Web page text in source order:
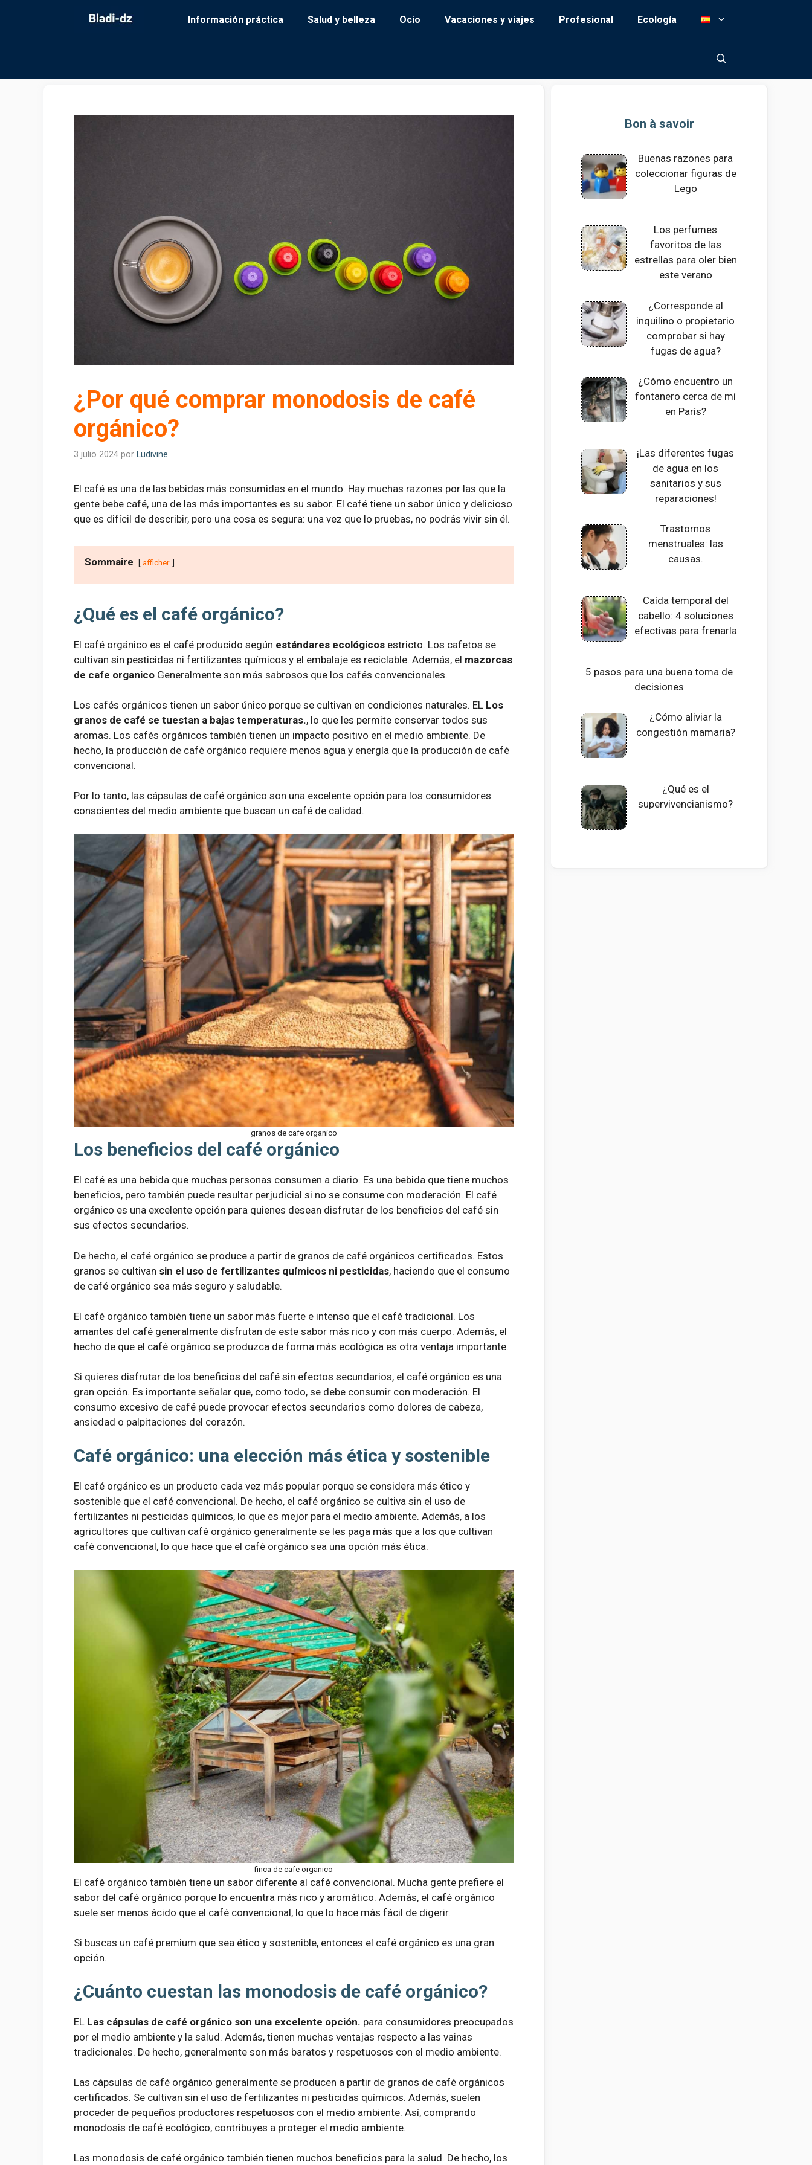
Información práctica Salud y belleza Ocio Vacaciones y viajes Profesional Ecología
¿Por qué comprar monodosis de café
orgánico?
3 julio 2024 por Ludivine
El café es una de las bebidas más consumidas en el mundo. Hay muchas razones por las que la
gente bebe café, una de las más importantes es su sabor. El café tiene un sabor único y delicioso
que es difícil de describir, pero una cosa es segura: una vez que lo pruebas, no podrás vivir sin él.
Sommaire afficher
¿Qué es el café orgánico?
El café orgánico es el café producido según estándares ecológicos estricto. Los cafetos se
cultivan sin pesticidas ni fertilizantes químicos y el embalaje es reciclable. Además, el mazorcas
de cafe organico Generalmente son más sabrosos que los cafés convencionales.
Los cafés orgánicos tienen un sabor único porque se cultivan en condiciones naturales. EL Los
granos de café se tuestan a bajas temperaturas., lo que les permite conservar todos sus
aromas. Los cafés orgánicos también tienen un impacto positivo en el medio ambiente. De
hecho, la producción de café orgánico requiere menos agua y energía que la producción de café
convencional.
Por lo tanto, las cápsulas de café orgánico son una excelente opción para los consumidores
conscientes del medio ambiente que buscan un café de calidad.
granos de cafe organico
Los beneficios del café orgánico
El café es una bebida que muchas personas consumen a diario. Es una bebida que tiene muchos
beneficios, pero también puede resultar perjudicial si no se consume con moderación. El café
orgánico es una excelente opción para quienes desean disfrutar de los beneficios del café sin
sus efectos secundarios.
De hecho, el café orgánico se produce a partir de granos de café orgánicos certificados. Estos
granos se cultivan sin el uso de fertilizantes químicos ni pesticidas, haciendo que el consumo
de café orgánico sea más seguro y saludable.
El café orgánico también tiene un sabor más fuerte e intenso que el café tradicional. Los
amantes del café generalmente disfrutan de este sabor más rico y con más cuerpo. Además, el
hecho de que el café orgánico se produzca de forma más ecológica es otra ventaja importante.
Si quieres disfrutar de los beneficios del café sin efectos secundarios, el café orgánico es una
gran opción. Es importante señalar que, como todo, se debe consumir con moderación. El
consumo excesivo de café puede provocar efectos secundarios como dolores de cabeza,
ansiedad o palpitaciones del corazón.
Café orgánico: una elección más ética y sostenible
El café orgánico es un producto cada vez más popular porque se considera más ético y
sostenible que el café convencional. De hecho, el café orgánico se cultiva sin el uso de
fertilizantes ni pesticidas químicos, lo que es mejor para el medio ambiente. Además, a los
agricultores que cultivan café orgánico generalmente se les paga más que a los que cultivan
café convencional, lo que hace que el café orgánico sea una opción más ética.
finca de cafe organico
El café orgánico también tiene un sabor diferente al café convencional. Mucha gente prefiere el
sabor del café orgánico porque lo encuentra más rico y aromático. Además, el café orgánico
suele ser menos ácido que el café convencional, lo que lo hace más fácil de digerir.
Si buscas un café premium que sea ético y sostenible, entonces el café orgánico es una gran
opción.
¿Cuánto cuestan las monodosis de café orgánico?
EL Las cápsulas de café orgánico son una excelente opción. para consumidores preocupados
por el medio ambiente y la salud. Además, tienen muchas ventajas respecto a las vainas
tradicionales. De hecho, generalmente son más baratos y respetuosos con el medio ambiente.
Las cápsulas de café orgánico generalmente se producen a partir de granos de café orgánicos
certificados. Se cultivan sin el uso de fertilizantes ni pesticidas químicos. Además, suelen
proceder de pequeños productores respetuosos con el medio ambiente. Así, comprando
monodosis de café ecológico, contribuyes a proteger el medio ambiente.
Las monodosis de café orgánico también tienen muchos beneficios para la salud. De hecho, los
Bon à savoir
Buenas razones para
coleccionar figuras de
Lego
Los perfumes
favoritos de las
estrellas para oler bien
este verano
¿Corresponde al
inquilino o propietario
comprobar si hay
fugas de agua?
¿Cómo encuentro un
fontanero cerca de mí
en París?
¡Las diferentes fugas
de agua en los
sanitarios y sus
reparaciones!
Trastornos
menstruales: las
causas.
Caída temporal del
cabello: 4 soluciones
efectivas para frenarla
5 pasos para una buena toma de
decisiones
¿Cómo aliviar la
congestión mamaria?
¿Qué es el
supervivencianismo?